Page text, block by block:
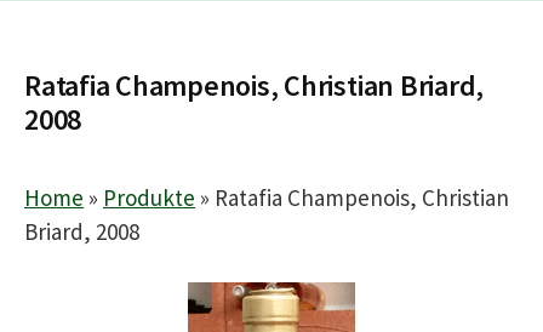
Ratafia Champenois, Christian Briard,
2008
Home » Produkte » Ratafia Champenois, Christian
Briard, 2008